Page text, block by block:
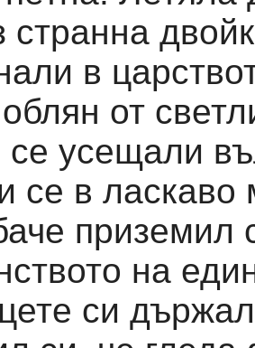
странна
в
от
се усещали
се в ласкаво
приземил
на
си